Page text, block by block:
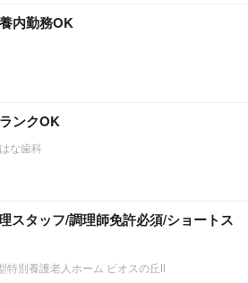
内勤務OK
ンクOK
な歯科
スタッフ/調理師免許必須/ショートス
特別養護老人ホーム ビオスの丘Ⅱ